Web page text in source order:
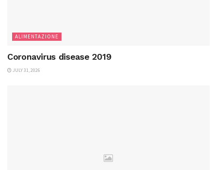
ALIMENTAZIONE
Coronavirus disease 2019
JULY 31, 2026